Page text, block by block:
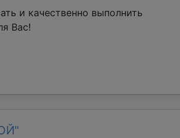
и качественно выполнить
Вас!